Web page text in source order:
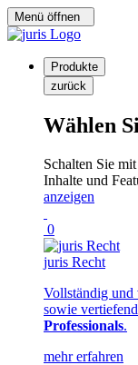
Menü öffnen
Produkte
zurück
Wählen
Schalten Sie
Inhalte und
anzeigen
0
juris Recht
Vollständig und
sowie
Professionals.
mehr erfahren